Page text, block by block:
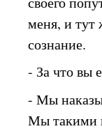
меня, и тут
сознание.
- За что вы
- Мы
Мы такими